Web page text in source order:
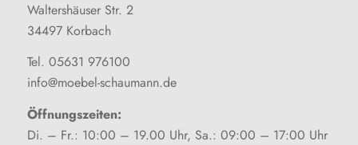
Waltershäuser Str. 2
34497 Korbach
Tel. 05631 976100
info@moebel-schaumann.de
Öffnungszeiten:
Di. – Fr.: 10:00 – 19.00 Uhr, Sa.: 09:00 – 17:00 Uhr